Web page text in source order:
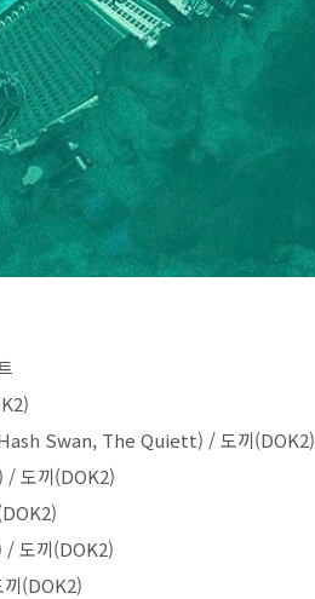
Swan, The Quiett) / 도끼(DOK2)
도끼(DOK2)
도끼(DOK2)
(DOK2)